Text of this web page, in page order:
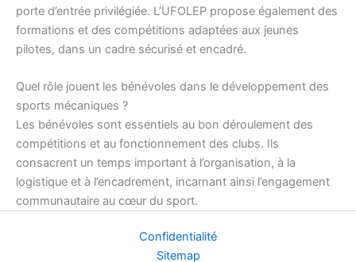
porte d’entrée privilégiée. L’UFOLEP propose également des
formations et des compétitions adaptées aux jeunes
pilotes, dans un cadre sécurisé et encadré.
Quel rôle jouent les bénévoles dans le développement des
sports mécaniques ?
Les bénévoles sont essentiels au bon déroulement des
compétitions et au fonctionnement des clubs. Ils
consacrent un temps important à l’organisation, à la
logistique et à l’encadrement, incarnant ainsi l’engagement
communautaire au cœur du sport.
Confidentialité
Sitemap